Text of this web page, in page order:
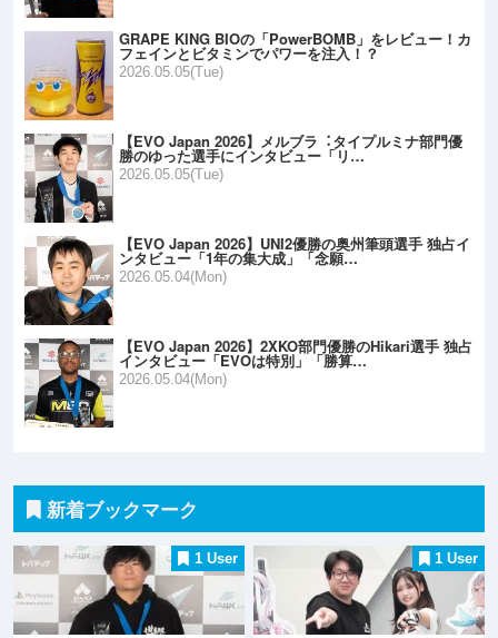
GRAPE KING BIOの「PowerBOMB」をレビュー！カ
フェインとビタミンでパワーを注入！？
2026.05.05(Tue)
【EVO Japan 2026】メルブラ︓タイプルミナ部門優
勝のゆった選手にインタビュー「リ…
2026.05.05(Tue)
【EVO Japan 2026】UNI2優勝の奥州筆頭選手 独占イ
ンタビュー「1年の集大成」「念願…
2026.05.04(Mon)
【EVO Japan 2026】2XKO部門優勝のHikari選手 独占
インタビュー「EVOは特別」「勝算…
2026.05.04(Mon)
新着ブックマーク
1 User 1 User